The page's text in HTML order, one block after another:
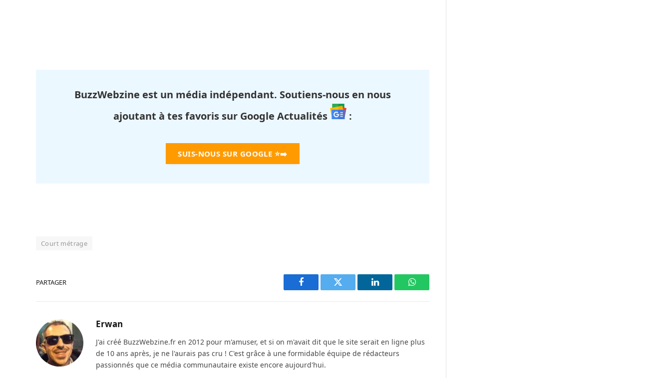
BuzzWebzine est un média indépendant. Soutiens-nous en nous
ajoutant à tes favoris sur Google Actualités
:
SUIS-NOUS SUR GOOGLE ⭐➡️
Court métrage
PARTAGER
Facebook Twitter LinkedIn WhatsApp
Erwan
J'ai créé BuzzWebzine.fr en 2012 pour m'amuser, et si on m'avait dit que le site serait en ligne plus
de 10 ans après, je ne l'aurais pas cru ! C'est grâce à une formidable équipe de rédacteurs
passionnés que ce média communautaire existe encore aujourd'hui.